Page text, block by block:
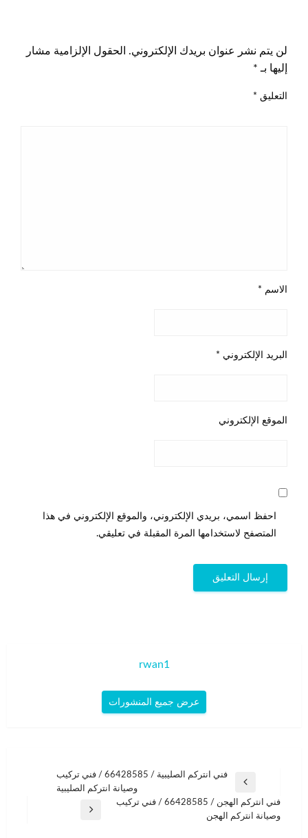
لن يتم نشر عنوان بريدك الإلكتروني.
الحقول الإلزامية مشار
إليها بـ *
التعليق *
الاسم *
البريد الإلكتروني *
الموقع الإلكتروني
احفظ اسمي، بريدي الإلكتروني، والموقع الإلكتروني في هذا
المتصفح لاستخدامها المرة المقبلة في تعليقي.
rwan1
عرض جميع المنشورات
المقالات
المقالة
السابقة
فني انتركم الصليبية / 66428585 / فني تركيب
وصيانة انتركم الصليبية
المقالة
فني انتركم الهجن / 66428585 / فني تركيب
وصيانة انتركم الهجن